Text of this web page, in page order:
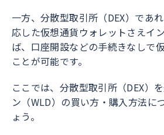
一方、分散型取引所（DEX）であ
応した仮想通貨ウォレットさえイ
ば、口座開設などの手続きなしで
ことが可能です。
ここでは、分散型取引所（DEX）
ン（WLD）の買い方・購入方法に
ょう。